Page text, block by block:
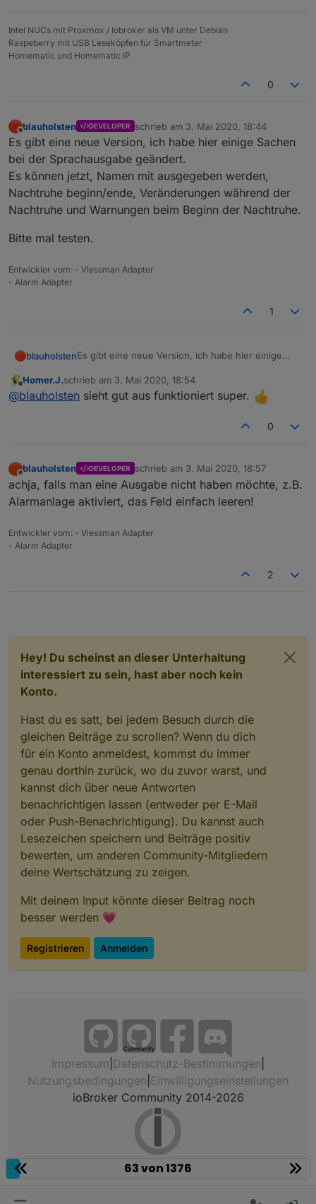
Intel NUCs mit Proxmox / Iobroker als VM unter Debian
Raspeberry mit USB Leseköpfen für Smartmeter
Homematic und Homematic IP
0
Offline
blauholsten DEVELOPER schrieb am 3. Mai 2020, 18:44
zuletzt editiert von
Es gibt eine neue Version, ich habe hier einige Sachen
bei der Sprachausgabe geändert.
Es können jetzt, Namen mit ausgegeben werden,
Nachtruhe beginn/ende, Veränderungen während der
Nachtruhe und Warnungen beim Beginn der Nachtruhe.
Bitte mal testen.
Entwickler vom: - Viessman Adapter
- Alarm Adapter
1
blauholstenEs gibt eine neue Version, ich habe hier einige
Es können jetzt, Namen mit ausgegeben werden,
Nachtruhe beginn/ende, Veränderungen während
Bitte mal testen.
Offline
Homer.J.schrieb am 3. Mai 2020, 18:54
zuletzt editiert von
@blauholsten sieht gut aus funktioniert super.
0
Offline
blauholsten DEVELOPER schrieb am 3. Mai 2020, 18:57
zuletzt editiert von
achja, falls man eine Ausgabe nicht haben möchte, z.B.
Alarmanlage aktiviert, das Feld einfach leeren!
Entwickler vom: - Viessman Adapter
- Alarm Adapter
2
Hey! Du scheinst an dieser Unterhaltung
interessiert zu sein, hast aber noch kein
Konto.
Hast du es satt, bei jedem Besuch durch die
gleichen Beiträge zu scrollen? Wenn du dich
für ein Konto anmeldest, kommst du immer
genau dorthin zurück, wo du zuvor warst, und
kannst dich über neue Antworten
benachrichtigen lassen (entweder per E-Mail
oder Push-Benachrichtigung). Du kannst auch
Lesezeichen speichern und Beiträge positiv
bewerten, um anderen Community-Mitgliedern
deine Wertschätzung zu zeigen.
Mit deinem Input könnte dieser Beitrag noch
besser werden 💗
Registrieren Anmelden
Community
Impressum Datenschutz-Bestimmungen
Nutzungsbedingungen Einwilligungseinstellungen
ioBroker Community 2014-2026
63 von 1376